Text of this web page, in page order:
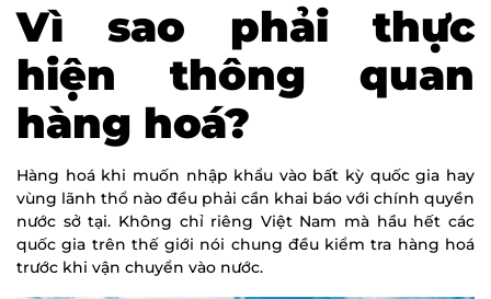
Vì sao phải thực
hiện thông quan
hàng hoá?
Hàng hoá khi muốn nhập khẩu vào bất kỳ quốc gia hay
vùng lãnh thổ nào đều phải cần khai báo với chính quyền
nước sở tại. Không chỉ riêng Việt Nam mà hầu hết các
quốc gia trên thế giới nói chung đều kiểm tra hàng hoá
trước khi vận chuyển vào nước.